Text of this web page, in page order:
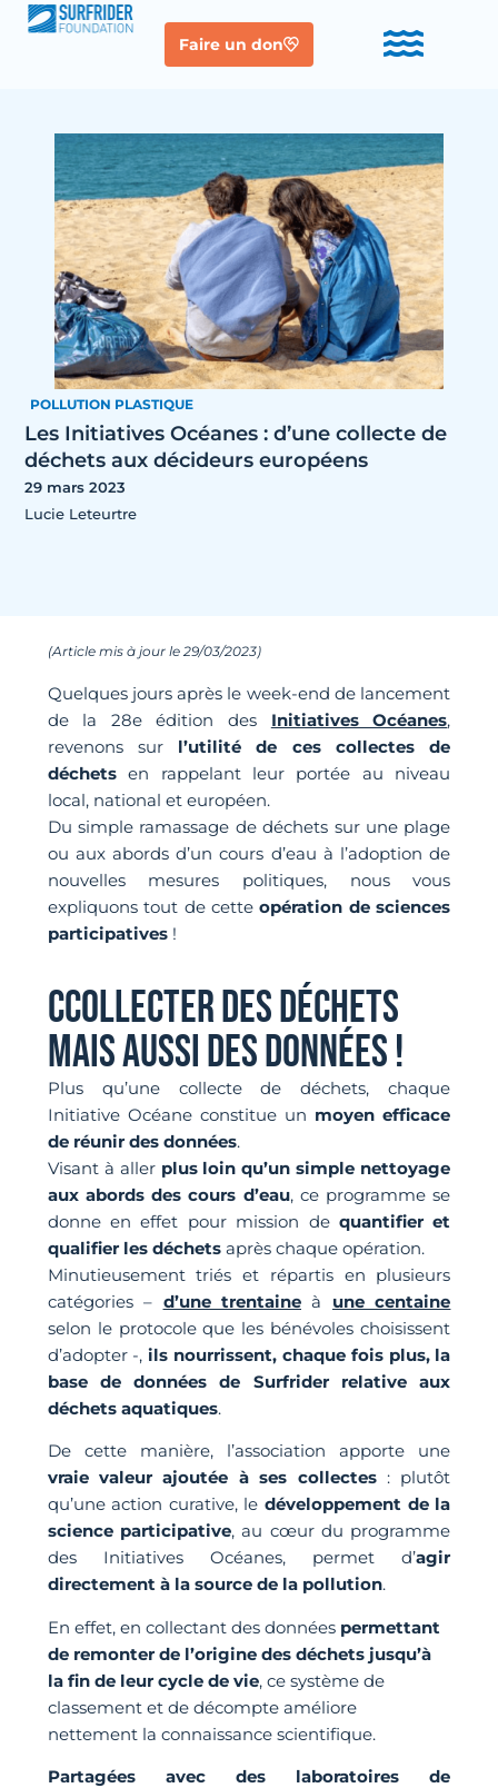
Faire un don
POLLUTION PLASTIQUE
Les Initiatives Océanes : d’une collecte de
déchets aux décideurs européens
29 mars 2023
Lucie Leteurtre
(Article mis à jour le 29/03/2023)
Quelques jours après le week-end de lancement
de la 28e édition des Initiatives Océanes,
revenons sur l’utilité de ces collectes de
déchetsen rappelant leur portée au niveau
local, national et européen.
Du simple ramassage de déchets sur une plage
ou aux abords d’un cours d’eau à l’adoption de
nouvelles mesures politiques, nous vous
expliquons tout de cetteopération de sciences
participatives!
CCOLLECTER DES DÉCHETS
MAIS AUSSI DES DONNÉES !
Plus qu’une collecte de déchets, chaque
Initiative Océane constitue un moyen efficace
de réunir des données.
Visant à aller plus loin qu’un simple nettoyage
aux abords des cours d’eau, ce programme se
donne en effet pour mission dequantifier et
qualifier les déchetsaprès chaque opération.
Minutieusement triés et répartis en plusieurs
catégories – d’une trentaine à une centaine
selon le protocole que les bénévoles choisissent
d’adopter -,ils nourrissent, chaque fois plus, la
base de données de Surfrider relative aux
déchets aquatiques.
De cette manière, l’association apporte une
vraie valeur ajoutée à ses collectes: plutôt
qu’une action curative, ledéveloppement de la
science participative, au cœur du programme
des Initiatives Océanes, permet d’agir
directement à la source de la pollution.
En effet, en collectant des données permettant
de remonter de l’origine des déchets jusqu’à
la fin de leur cycle de vie, ce système de
classement et de décompte améliore
nettement la connaissance scientifique.
Partagées avec des laboratoires de